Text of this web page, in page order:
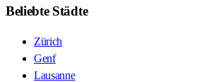
Beliebte Städte
Zürich
Genf
Lausanne